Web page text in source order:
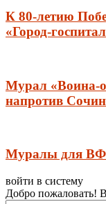
К 80-летию
«Город-
Мурал «Воина-
напротив
Муралы для
войти в систему
Добро пожаловать!